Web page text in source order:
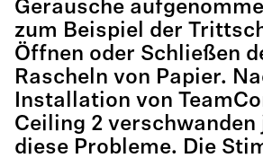
Geräusche
zum Beispiel der
Öffnen oder Schließen
Rascheln von Papier.
Installation von
Ceiling 2 verschwanden
diese Probleme. Die